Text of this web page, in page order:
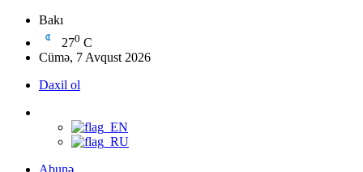
Bakı
270 C
Cümə, 7 Avqust 2026
Daxil ol
Abunə